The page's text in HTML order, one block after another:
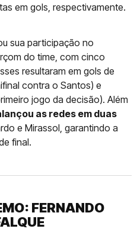
em gols, respectivamente.
sua participação no
do time, com cinco
resultaram em gols de
contra o Santos) e
jogo da decisão). Além
as redes em duas
e Mirassol, garantindo a
final.
FERNANDO